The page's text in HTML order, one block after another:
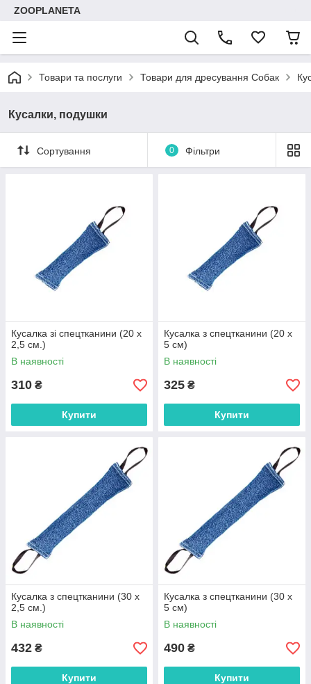
ZOOPLANETA
Товари та послуги Товари для дресування Собак
Кусалки, подушки
Сортування 0 Фільтри
Кусалка зі спецтканини (20 x
2,5 см.)
В наявності
310 ₴
Купити
Кусалка з спецтканини (20 x
5 см)
В наявності
325 ₴
Купити
Кусалка з спецтканини (30 x
2,5 см.)
В наявності
432 ₴
Купити
Кусалка з спецтканини (30 x
5 см)
В наявності
490 ₴
Купити